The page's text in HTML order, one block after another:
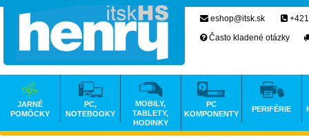
eshop@itsk.sk
Často kladené otázky
JARNÉ
POMÔCKY
PC,
NOTEBOOKY
MOBILY,
TABLETY,
HODINKY
PC
KOMPONENTY
PERIFÉRIE